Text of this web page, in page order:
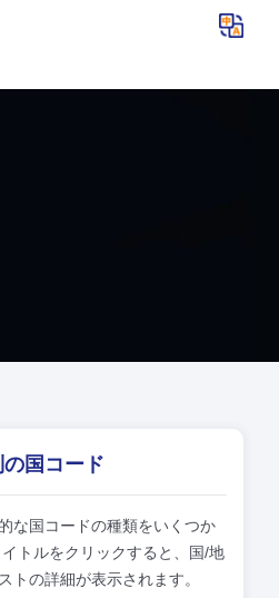
国コード
な国コードの種類をいくつか
トルをクリックすると、国/地
トの詳細が表示されます。